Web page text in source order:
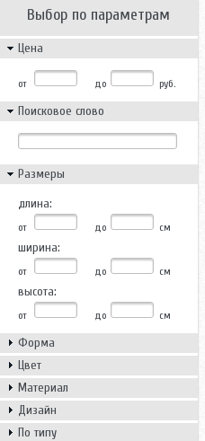
Выбор по параметрам
Цена
от до руб.
Поисковое слово
Размеры
длина:
от до см
ширина:
от до см
высота:
от до см
Форма
Цвет
Материал
Дизайн
По типу